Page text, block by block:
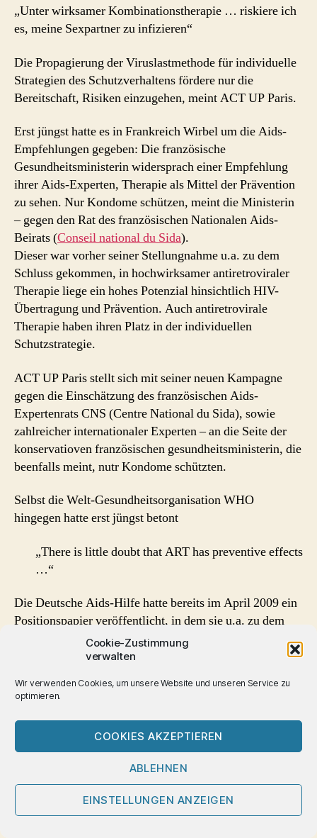
Cookie-Zustimmung
verwalten
Wir verwenden Cookies, um unsere Website und unseren Service zu
optimieren.
COOKIES AKZEPTIEREN
ABLEHNEN
EINSTELLUNGEN ANZEIGEN
„Unter wirksamer Kombinationstherapie … riskiere ich
es, meine Sexpartner zu infizieren“
Die Propagierung der Viruslastmethode für individuelle
Strategien des Schutzverhaltens fördere nur die
Bereitschaft, Risiken einzugehen, meint ACT UP Paris.
Erst jüngst hatte es in Frankreich Wirbel um die Aids-
Empfehlungen gegeben: Die französische
Gesundheitsministerin widersprach einer Empfehlung
ihrer Aids-Experten, Therapie als Mittel der Prävention
zu sehen. Nur Kondome schützen, meint die Ministerin
– gegen den Rat des französischen Nationalen Aids-
Beirats (Conseil national du Sida).
Dieser war vorher seiner Stellungnahme u.a. zu dem
Schluss gekommen, in hochwirksamer antiretroviraler
Therapie liege ein hohes Potenzial hinsichtlich HIV-
Übertragung und Prävention. Auch antiretrovirale
Therapie haben ihren Platz in der individuellen
Schutzstrategie.
ACT UP Paris stellt sich mit seiner neuen Kampagne
gegen die Einschätzung des französischen Aids-
Expertenrats CNS (Centre National du Sida), sowie
zahlreicher internationaler Experten – an die Seite der
konservatioven französischen gesundheitsministerin, die
beenfalls meint, nutr Kondome schützten.
Selbst die Welt-Gesundheitsorganisation WHO
hingegen hatte erst jüngst betont
„There is little doubt that ART has preventive effects
…“
Die Deutsche Aids-Hilfe hatte bereits im April 2009 ein
Positionspapier veröffentlicht, in dem sie u.a. zu dem
Schluss kommt “Unsere bisherigen
Botschaften werden durch diese Aussage sinnvoll und
dadurch neue Möglichkeiten.”
.
ACT UP Paris 25.06.2009: Act Up-Paris lance une
campagne sur la prévention gay et adresse une lettre
ouverte à l’INPES